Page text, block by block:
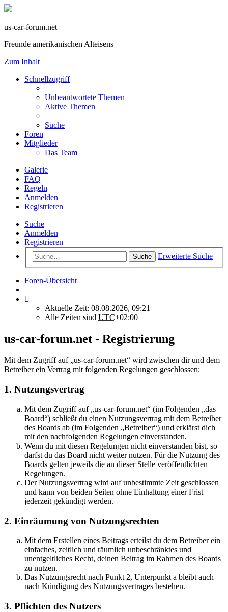
us-car-forum.net
Freunde amerikanischen Alteisens
Zum Inhalt
Schnellzugriff
Unbeantwortete Themen
Aktive Themen
Suche
Foren
Mitglieder
Das Team
Galerie
FAQ
Regeln
Anmelden
Registrieren
Suche
Anmelden
Registrieren
Suche Erweiterte Suche
Foren-Übersicht
Aktuelle Zeit: 08.08.2026, 09:21
Alle Zeiten sind UTC+02:00
us-car-forum.net - Registrierung
Mit dem Zugriff auf „us-car-forum.net“ wird zwischen dir und dem
Betreiber ein Vertrag mit folgenden Regelungen geschlossen:
1. Nutzungsvertrag
Mit dem Zugriff auf „us-car-forum.net“ (im Folgenden „das
Board“) schließt du einen Nutzungsvertrag mit dem Betreiber
des Boards ab (im Folgenden „Betreiber“) und erklärst dich
mit den nachfolgenden Regelungen einverstanden.
Wenn du mit diesen Regelungen nicht einverstanden bist, so
darfst du das Board nicht weiter nutzen. Für die Nutzung des
Boards gelten jeweils die an dieser Stelle veröffentlichten
Regelungen.
Der Nutzungsvertrag wird auf unbestimmte Zeit geschlossen
und kann von beiden Seiten ohne Einhaltung einer Frist
jederzeit gekündigt werden.
2. Einräumung von Nutzungsrechten
Mit dem Erstellen eines Beitrags erteilst du dem Betreiber ein
einfaches, zeitlich und räumlich unbeschränktes und
unentgeltliches Recht, deinen Beitrag im Rahmen des Boards
zu nutzen.
Das Nutzungsrecht nach Punkt 2, Unterpunkt a bleibt auch
nach Kündigung des Nutzungsvertrages bestehen.
3. Pflichten des Nutzers